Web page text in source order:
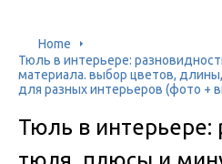
Home
Тюль в интерьере:
материала. выбор цветов,
для разных интерьеров (фото +
Тюль в интерьере: